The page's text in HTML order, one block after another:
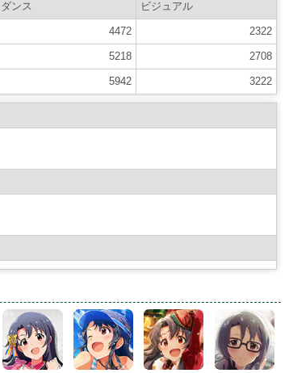
ダンス ビジュアル
4472 2322
5218 2708
5942 3222